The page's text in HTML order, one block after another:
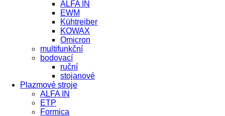
ALFA IN
EWM
Kühtreiber
KOWAX
Omicron
multifunkční
bodovací
ruční
stojanové
Plazmové stroje
ALFA IN
ETP
Formica